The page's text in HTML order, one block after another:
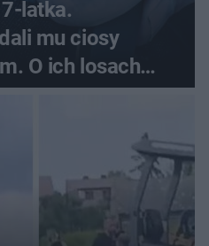
latka.
mu ciosy
O ich losach